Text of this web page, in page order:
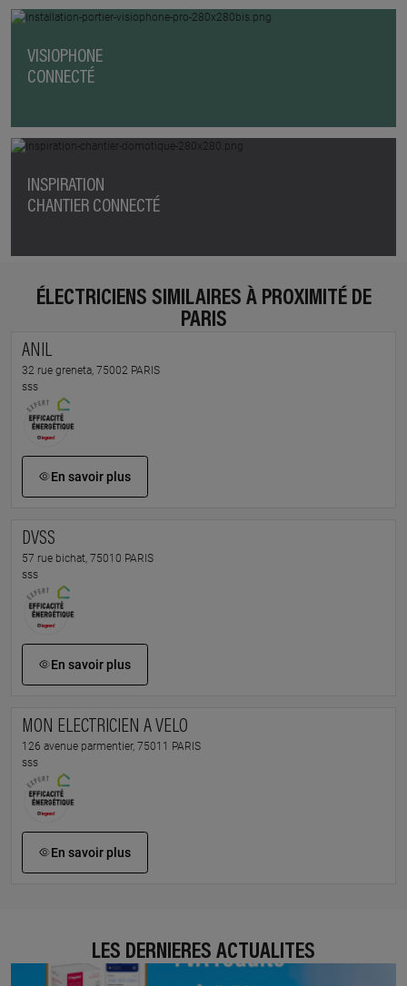
VISIOPHONE
CONNECTÉ
INSPIRATION
CHANTIER CONNECTÉ
ÉLECTRICIENS SIMILAIRES À PROXIMITÉ DE
PARIS
ANIL
32 rue greneta, 75002 PARIS
sss
En savoir plus
DVSS
57 rue bichat, 75010 PARIS
sss
En savoir plus
MON ELECTRICIEN A VELO
126 avenue parmentier, 75011 PARIS
sss
En savoir plus
LES DERNIÈRES ACTUALITÉS